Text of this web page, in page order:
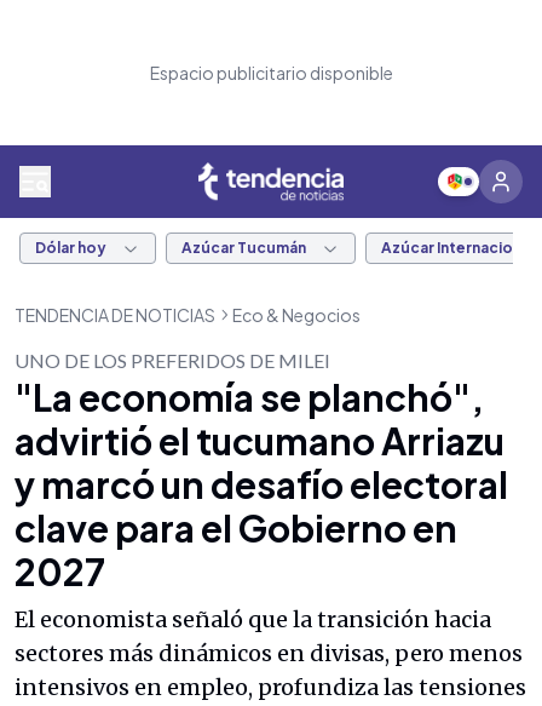
Espacio publicitario disponible
Dólar hoy Azúcar Tucumán Azúcar Internacional
TENDENCIA DE NOTICIAS Eco & Negocios
UNO DE LOS PREFERIDOS DE MILEI
"La economía se planchó",
advirtió el tucumano Arriazu
y marcó un desafío electoral
clave para el Gobierno en
2027
El economista señaló que la transición hacia
sectores más dinámicos en divisas, pero menos
intensivos en empleo, profundiza las tensiones